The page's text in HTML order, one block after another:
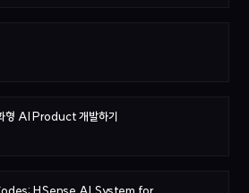
형 AI Product 개발하기